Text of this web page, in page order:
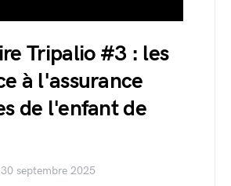
Tripalio #3 : les
à l'assurance
de l'enfant de
30 septembre 2025